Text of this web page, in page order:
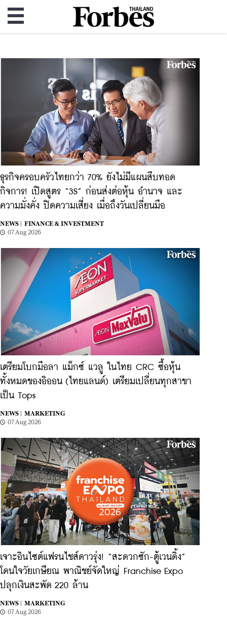
ธุรกิจครอบครัวไทยกว่า 70% ยังไม่มีแผนสืบทอด
กิจการ! เปิดสูตร “3S” ก่อนส่งต่อหุ้น อำนาจ และ
ความมั่งคั่ง ปิดความเสี่ยง เมื่อถึงวันเปลี่ยนมือ
NEWS |
FINANCE & INVESTMENT
07 Aug 2026
เตรียมโบกมือลา แม็กซ์ แวลู ในไทย CRC ซื้อหุ้น
ทั้งหมดของอิออน (ไทยแลนด์) เตรียมเปลี่ยนทุกสาขา
เป็น Tops
NEWS |
MARKETING
07 Aug 2026
เจาะอินไซต์แฟรนไชส์ดาวรุ่ง! “สะดวกซัก-ตู้เวนดิ้ง”
โดนใจวัยเกษียณ พาณิชย์จัดใหญ่ Franchise Expo
ปลุกเงินสะพัด 220 ล้าน
NEWS |
MARKETING
07 Aug 2026